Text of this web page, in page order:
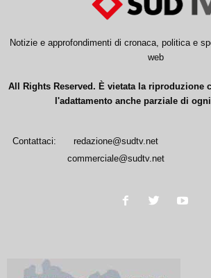
Notizie e approfondimenti di cronaca, politica e
web
All Rights Reserved. È vietata la riproduzione
l'adattamento anche parziale di
Contattaci:
redazione@sudtv.net
commerciale@sudtv.net